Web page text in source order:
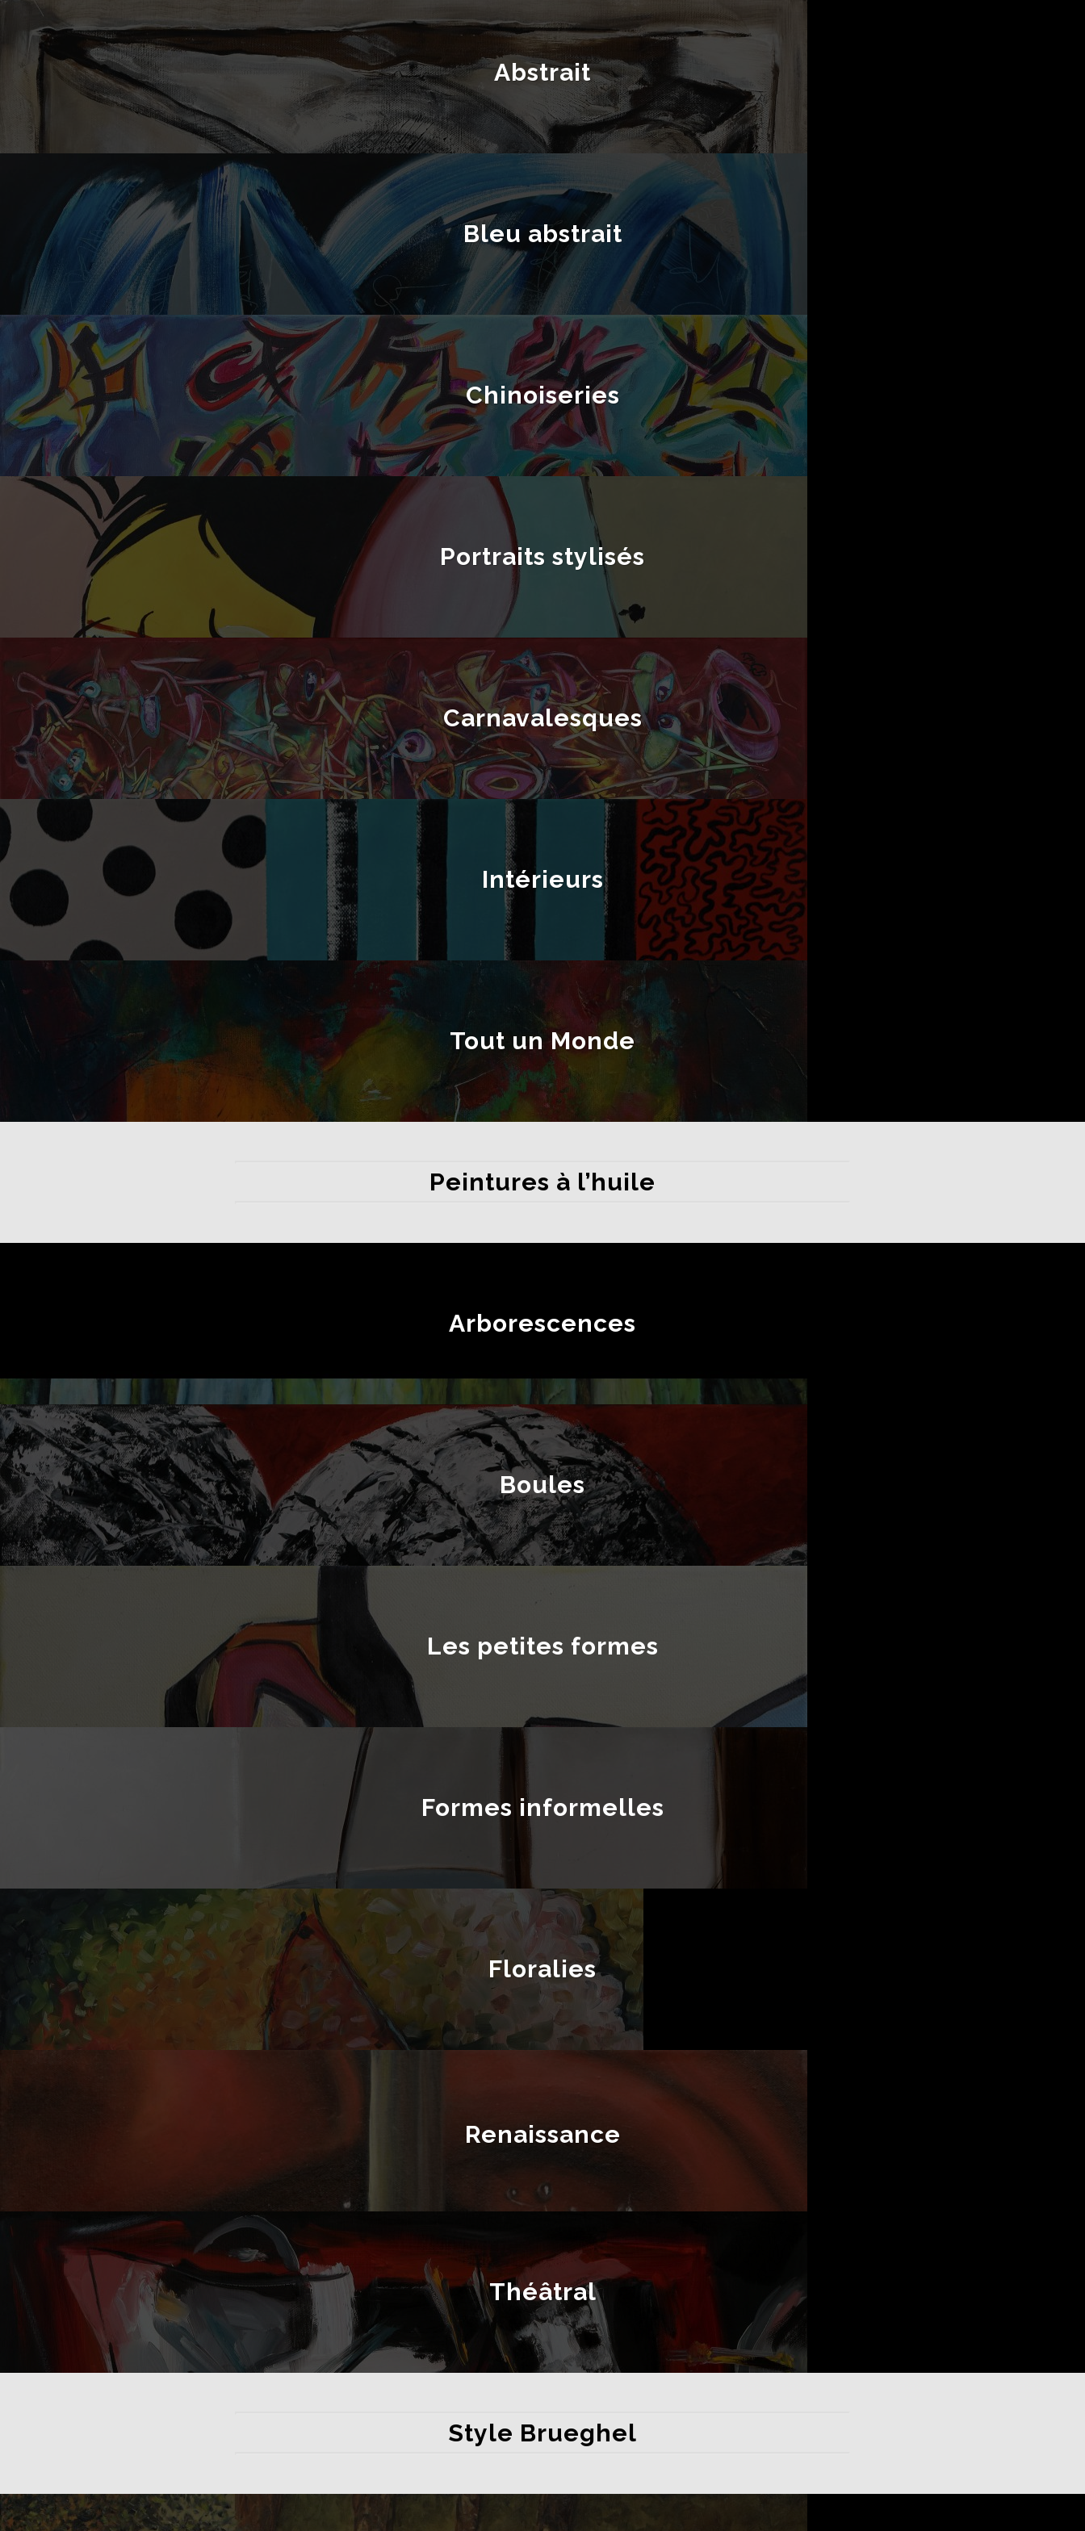
Abstrait
Bleu abstrait
Chinoiseries
Portraits stylisés
Carnavalesques
Intérieurs
Tout un Monde
Peintures à l’huile
Arborescences
Boules
Les petites formes
Formes informelles
Floralies
Renaissance
Théâtral
Style Brueghel